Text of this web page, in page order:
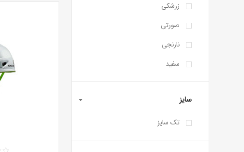
زرشکی
صورتی
نارنجی
سفید
سایز
تک سایز